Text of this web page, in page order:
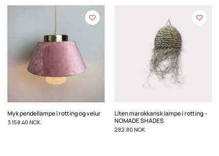
Myk pendellampe i rotting og velur
3.158,40 NOK
Liten marokkansk lampe i rotting –
NOMADE SHADES
282,80 NOK